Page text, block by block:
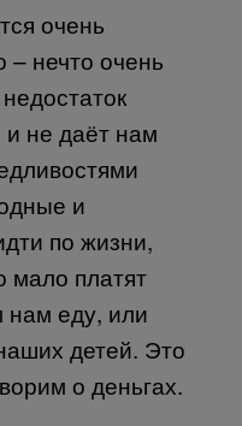
очень
– нечто очень
не даёт нам
и
по жизни,
мало платят
еду, или
детей. Это
о деньгах.